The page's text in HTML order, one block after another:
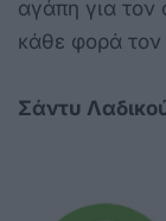
αγάπη για τον
κάθε φορά
Σάντυ